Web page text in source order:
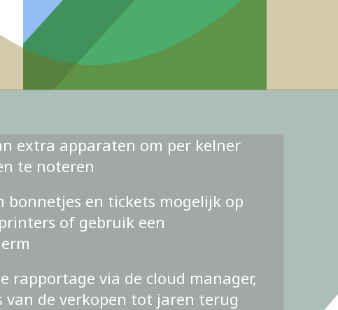
extra apparaten om per kelner
te noteren
bonnetjes en tickets mogelijk op
of gebruik een
rapportage via de cloud manager,
van de verkopen tot jaren terug